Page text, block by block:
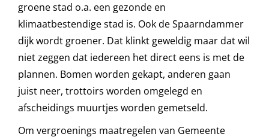
groene stad o.a. een gezonde en
klimaatbestendige stad is. Ook de Spaarndammer
dijk wordt groener. Dat klinkt geweldig maar dat wil
niet zeggen dat iedereen het direct eens is met de
plannen. Bomen worden gekapt, anderen gaan
juist neer, trottoirs worden omgelegd en
afscheidings muurtjes worden gemetseld.
Om vergroenings maatregelen van Gemeente